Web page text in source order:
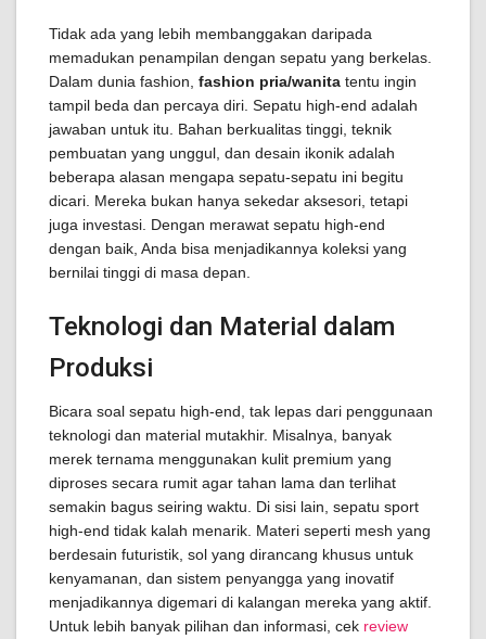
Tidak ada yang lebih membanggakan daripada
memadukan penampilan dengan sepatu yang berkelas.
Dalam dunia fashion, fashion pria/wanita tentu ingin
tampil beda dan percaya diri. Sepatu high-end adalah
jawaban untuk itu. Bahan berkualitas tinggi, teknik
pembuatan yang unggul, dan desain ikonik adalah
beberapa alasan mengapa sepatu-sepatu ini begitu
dicari. Mereka bukan hanya sekedar aksesori, tetapi
juga investasi. Dengan merawat sepatu high-end
dengan baik, Anda bisa menjadikannya koleksi yang
bernilai tinggi di masa depan.
Teknologi dan Material dalam
Produksi
Bicara soal sepatu high-end, tak lepas dari penggunaan
teknologi dan material mutakhir. Misalnya, banyak
merek ternama menggunakan kulit premium yang
diproses secara rumit agar tahan lama dan terlihat
semakin bagus seiring waktu. Di sisi lain, sepatu sport
high-end tidak kalah menarik. Materi seperti mesh yang
berdesain futuristik, sol yang dirancang khusus untuk
kenyamanan, dan sistem penyangga yang inovatif
menjadikannya digemari di kalangan mereka yang aktif.
Untuk lebih banyak pilihan dan informasi, cek review